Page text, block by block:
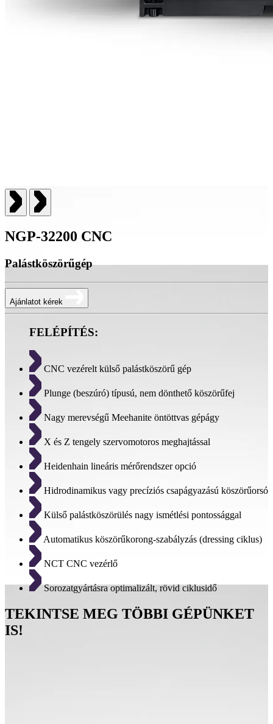
NGP-32200 CNC
Palástköszörűgép
Ajánlatot kérek
FELÉPÍTÉS:
CNC vezérelt külső palástköszörű gép
Plunge (beszúró) típusú, nem dönthető köszörűfej
Nagy merevségű Meehanite öntöttvas gépágy
X és Z tengely szervomotoros meghajtással
Heidenhain lineáris mérőrendszer opció
Hidrodinamikus vagy precíziós csapágyazású köszörűorsó
Külső palástköszörülés nagy ismétlési pontossággal
Automatikus köszörűkorong-szabályzás (dressing ciklus)
NCT CNC vezérlő
Sorozatgyártásra optimalizált, rövid ciklusidő
TEKINTSE MEG TÖBBI GÉPÜNKET
IS!